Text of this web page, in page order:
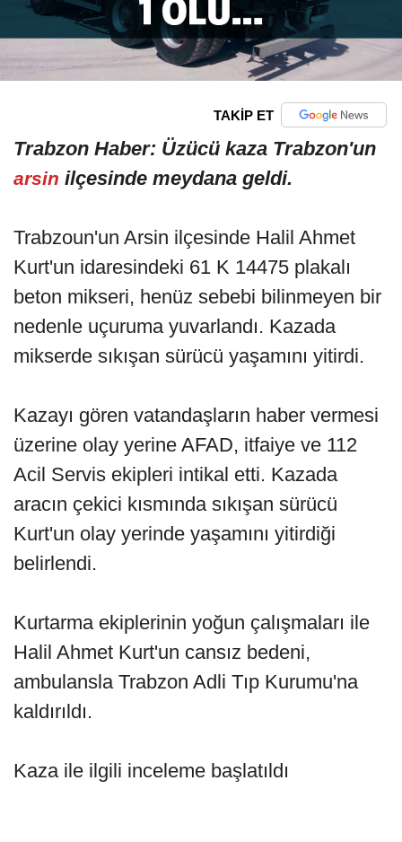
TAKİP ET
Trabzon Haber: Üzücü kaza Trabzon'un
arsin ilçesinde meydana geldi.
Trabzoun'un Arsin ilçesinde Halil Ahmet
Kurt'un idaresindeki 61 K 14475 plakalı
beton mikseri, henüz sebebi bilinmeyen bir
nedenle uçuruma yuvarlandı. Kazada
mikserde sıkışan sürücü yaşamını yitirdi.
Kazayı gören vatandaşların haber vermesi
üzerine olay yerine AFAD, itfaiye ve 112
Acil Servis ekipleri intikal etti. Kazada
aracın çekici kısmında sıkışan sürücü
Kurt'un olay yerinde yaşamını yitirdiği
belirlendi.
Kurtarma ekiplerinin yoğun çalışmaları ile
Halil Ahmet Kurt'un cansız bedeni,
ambulansla Trabzon Adli Tıp Kurumu'na
kaldırıldı.
Kaza ile ilgili inceleme başlatıldı